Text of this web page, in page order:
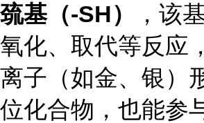
巯基（-SH）
，该
氧化、取代等反应
离子（如金、银）
位化合物，也能参